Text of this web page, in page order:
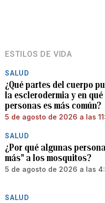
ESTILOS DE VIDA
SALUD
¿Qué partes del cuerpo
la esclerodermia y en
personas es más común?
5 de agosto de 2026 a las
SALUD
¿Por qué algunas
más” a los mosquitos?
5 de agosto de 2026 a las
SALUD